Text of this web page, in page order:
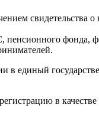
свидетельства
фонда,
в единый
в